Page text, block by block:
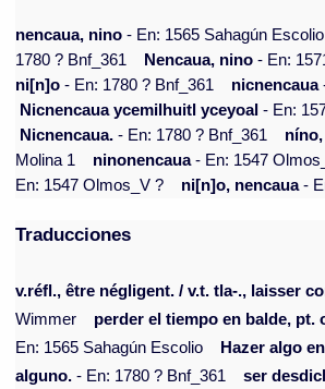
nencaua, nino - En: 1565 Sahagún Escolio
1780 ? Bnf_361
Nencaua, nino - En:
ni[n]o - En: 1780 ? Bnf_361 nicnencaua
Nicnencaua ycemilhuitl yceyoal - En:
Nicnencaua. - En: 1780 ? Bnf_361
Molina 1
ninonencaua- En: 1547
En: 1547 Olmos_V ?
ni[n]o, nencaua-
Traducciones
v.réfl., être négligent. / v.t. tla-., laisser
Wimmer
perder el tiempo en balde, pt.
En: 1565 Sahagún Escolio
Hazer algo
alguno. - En: 1780 ? Bnf_361
ser